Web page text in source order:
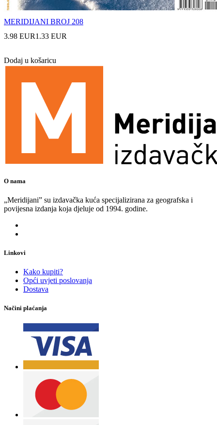
MERIDIJANI BROJ 208
3.98 EUR1.33 EUR
Dodaj u košaricu
O nama
„Meridijani” su izdavačka kuća specijalizirana za geografska i
povijesna izdanja koja djeluje od 1994. godine.
Linkovi
Kako kupiti?
Opći uvjeti poslovanja
Dostava
Načini plaćanja